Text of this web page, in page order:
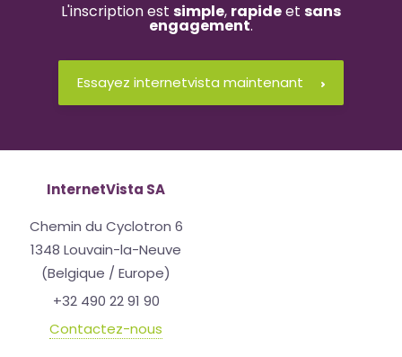
L'inscription est simple, rapideet sans
engagement.
Essayez internetvista maintenant
InternetVista SA
Chemin du Cyclotron 6
1348 Louvain-la-Neuve
(Belgique / Europe)
+32 490 22 91 90
Contactez-nous